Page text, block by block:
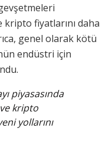
fiyatlarını daha
genel olarak kötü
endüstri için
piyasasında
kripto
yollarını